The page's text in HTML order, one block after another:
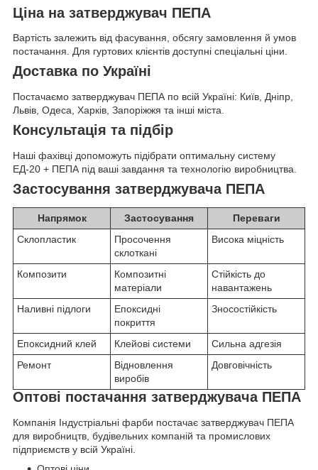
Ціна на затверджувач ПЕПА
Вартість залежить від фасування, обсягу замовлення й умов
постачання. Для гуртових клієнтів доступні спеціальні ціни.
Доставка по Україні
Постачаємо затверджувач ПЕПА по всій Україні: Київ, Дніпр,
Львів, Одеса, Харків, Запоріжжя та інші міста.
Консультація та підбір
Наші фахівці допоможуть підібрати оптимальну систему
ЕД-20 + ПЕПА під ваші завдання та технологію виробництва.
Застосування затверджувача ПЕПА
Напрямок Застосування
Переваги
Склопластик
Просочення
склоткані
Висока міцність
Композити
Композитні
матеріали
Стійкість до
навантажень
Наливні підлоги
Епоксидні
покриття
Зносостійкість
Епоксидний клей Клейові системи
Сильна адгезія
Ремонт
Відновлення
виробів
Довговічність
Оптові постачання затверджувача ПЕПА
Компанія Індустріальні фарби постачає затверджувач ПЕПА
для виробництв, будівельних компаній та промислових
підприємств у всій Україні.